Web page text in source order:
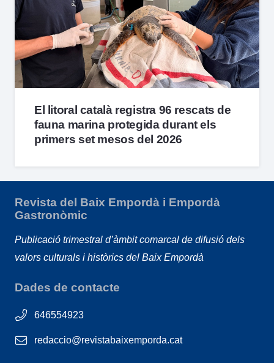
El litoral català registra 96 rescats de
fauna marina protegida durant els
primers set mesos del 2026
Revista del Baix Empordà i Empordà
Gastronòmic
Publicació trimestral d’àmbit comarcal de difusió dels
valors culturals i històrics del Baix Empordà
Dades de contacte
646554923
redaccio@revistabaixemporda.cat